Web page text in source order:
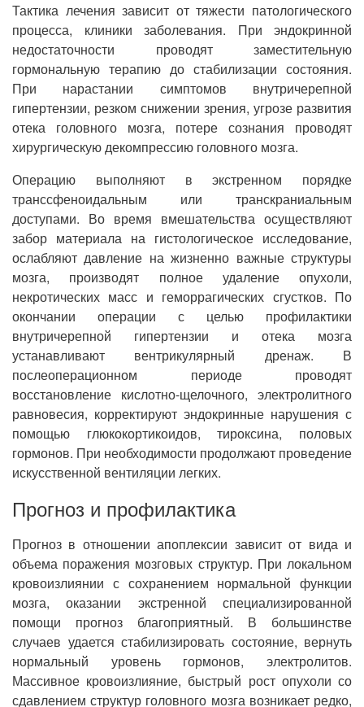
Тактика лечения зависит от тяжести патологического
процесса, клиники заболевания. При эндокринной
недостаточности проводят заместительную
гормональную терапию до стабилизации состояния.
При нарастании симптомов внутричерепной
гипертензии, резком снижении зрения, угрозе развития
отека головного мозга, потере сознания проводят
хирургическую декомпрессию головного мозга.
Операцию выполняют в экстренном порядке
транссфеноидальным или транскраниальным
доступами. Во время вмешательства осуществляют
забор материала на гистологическое исследование,
ослабляют давление на жизненно важные структуры
мозга, производят полное удаление опухоли,
некротических масс и геморрагических сгустков. По
окончании операции с целью профилактики
внутричерепной гипертензии и отека мозга
устанавливают вентрикулярный дренаж. В
послеоперационном периоде проводят
восстановление кислотно-щелочного, электролитного
равновесия, корректируют эндокринные нарушения с
помощью глюкокортикоидов, тироксина, половых
гормонов. При необходимости продолжают проведение
искусственной вентиляции легких.
Прогноз и профилактика
Прогноз в отношении апоплексии зависит от вида и
объема поражения мозговых структур. При локальном
кровоизлиянии с сохранением нормальной функции
мозга, оказании экстренной специализированной
помощи прогноз благоприятный. В большинстве
случаев удается стабилизировать состояние, вернуть
нормальный уровень гормонов, электролитов.
Массивное кровоизлияние, быстрый рост опухоли со
сдавлением структур головного мозга возникает редко,